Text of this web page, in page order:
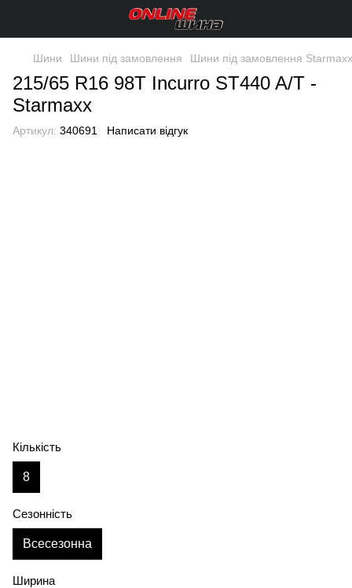
Шини Шини під замовлення Шини під замовлення Starmaxx
215/65 R16 98T Incurro ST440 A/T -
Starmaxx
Артикул: 340691 Написати відгук
Кількість
8
Сезонність
Всесезонна
Ширина